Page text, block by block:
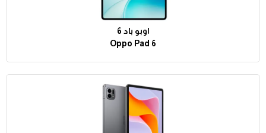
اوبو باد 6
Oppo Pad 6